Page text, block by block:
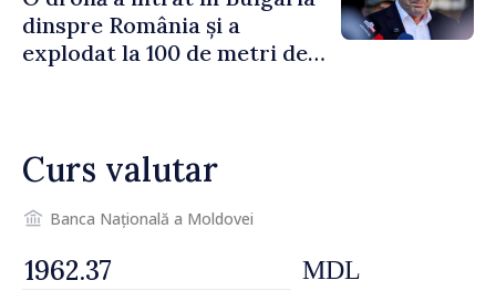
dinspre România și a
explodat la 100 de metri de
Curs valutar
Banca Națională a Moldovei
MDL